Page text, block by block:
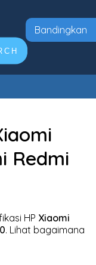
Redmi
HP Xiaomi
. Lihat bagaimana
Bandingkan